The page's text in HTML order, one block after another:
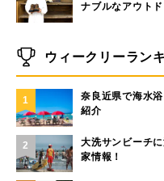
ナブルなアウト
ウィークリーラン
1
奈良近県で海水
紹介
2
大洗サンビーチ
家情報！